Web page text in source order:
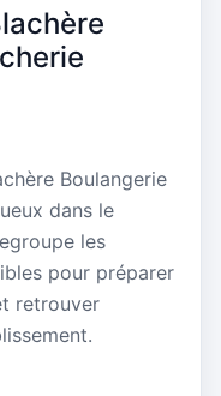
Boulangerie
dans le
les
pour préparer
retrouver